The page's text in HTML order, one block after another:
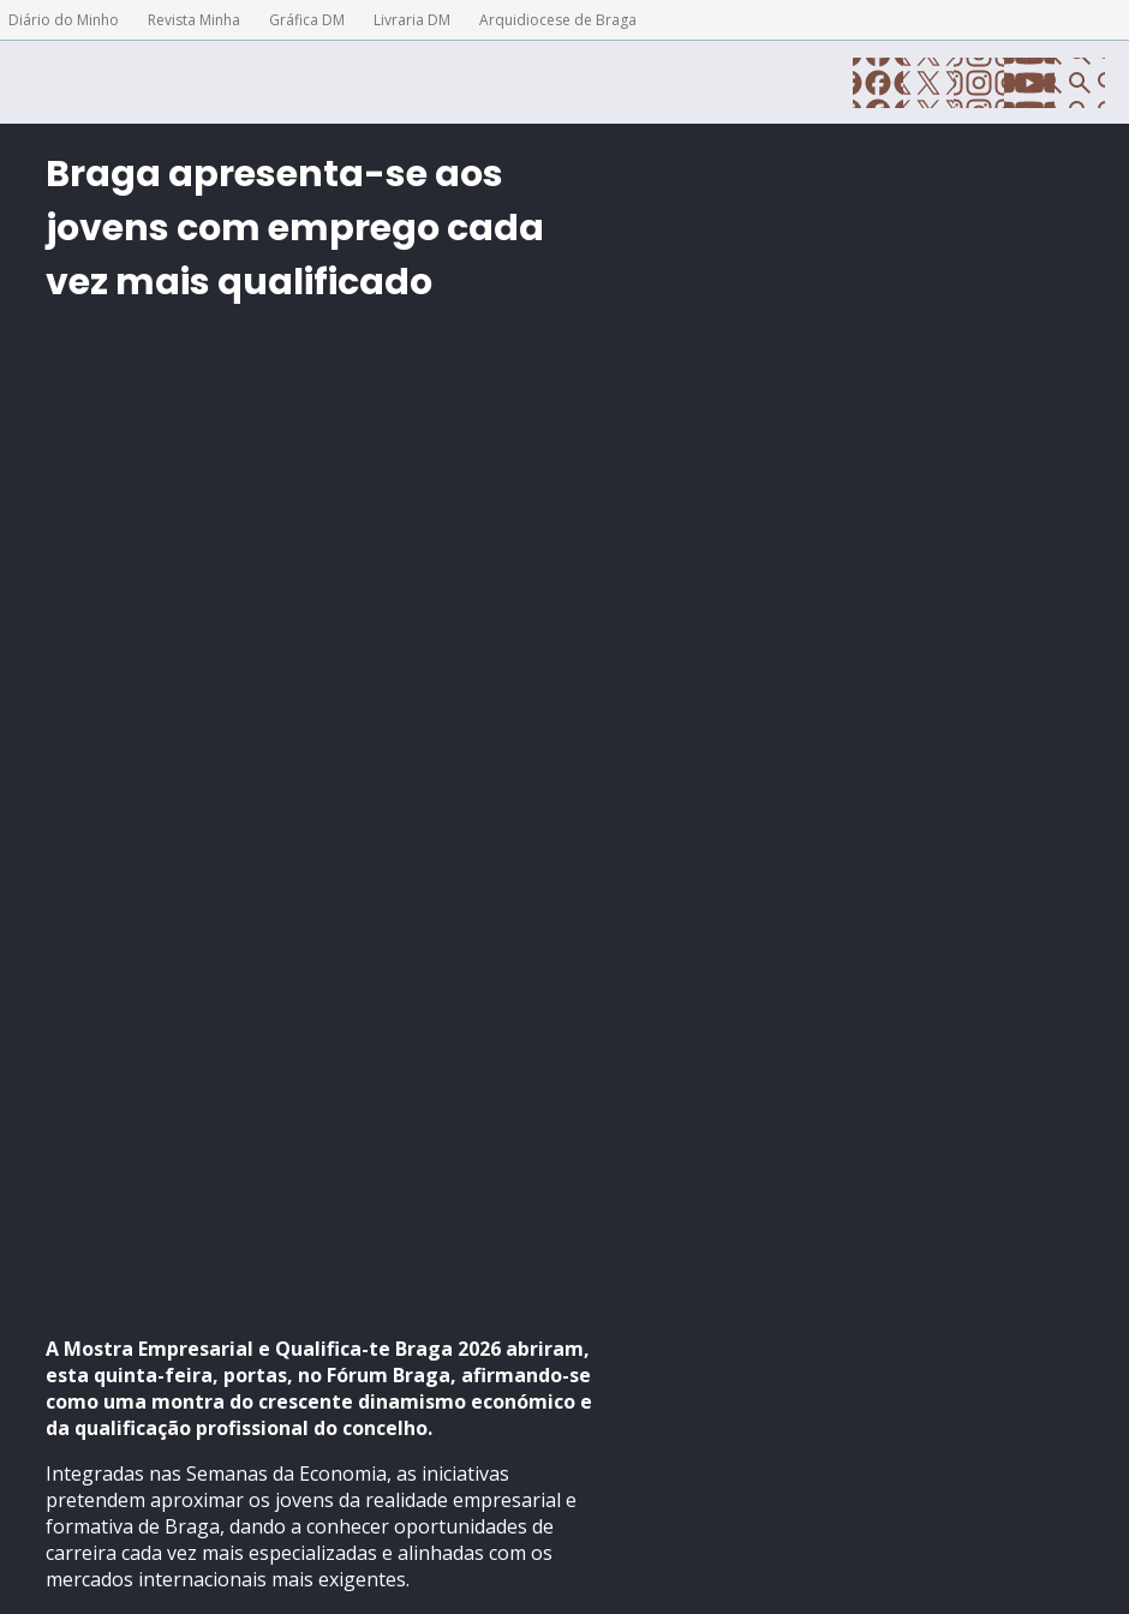
Diário do Minho Revista Minha Gráfica DM Livraria DM Arquidiocese de Braga
Braga apresenta-se aos
jovens com emprego cada
vez mais qualificado
A Mostra Empresarial e Qualifica-te Braga 2026 abriram,
esta quinta-feira, portas, no Fórum Braga, afirmando-se
como uma montra do crescente dinamismo económico e
da qualificação profissional do concelho.
Integradas nas Semanas da Economia, as iniciativas
pretendem aproximar os jovens da realidade empresarial e
formativa de Braga, dando a conhecer oportunidades de
carreira cada vez mais especializadas e alinhadas com os
mercados internacionais mais exigentes.